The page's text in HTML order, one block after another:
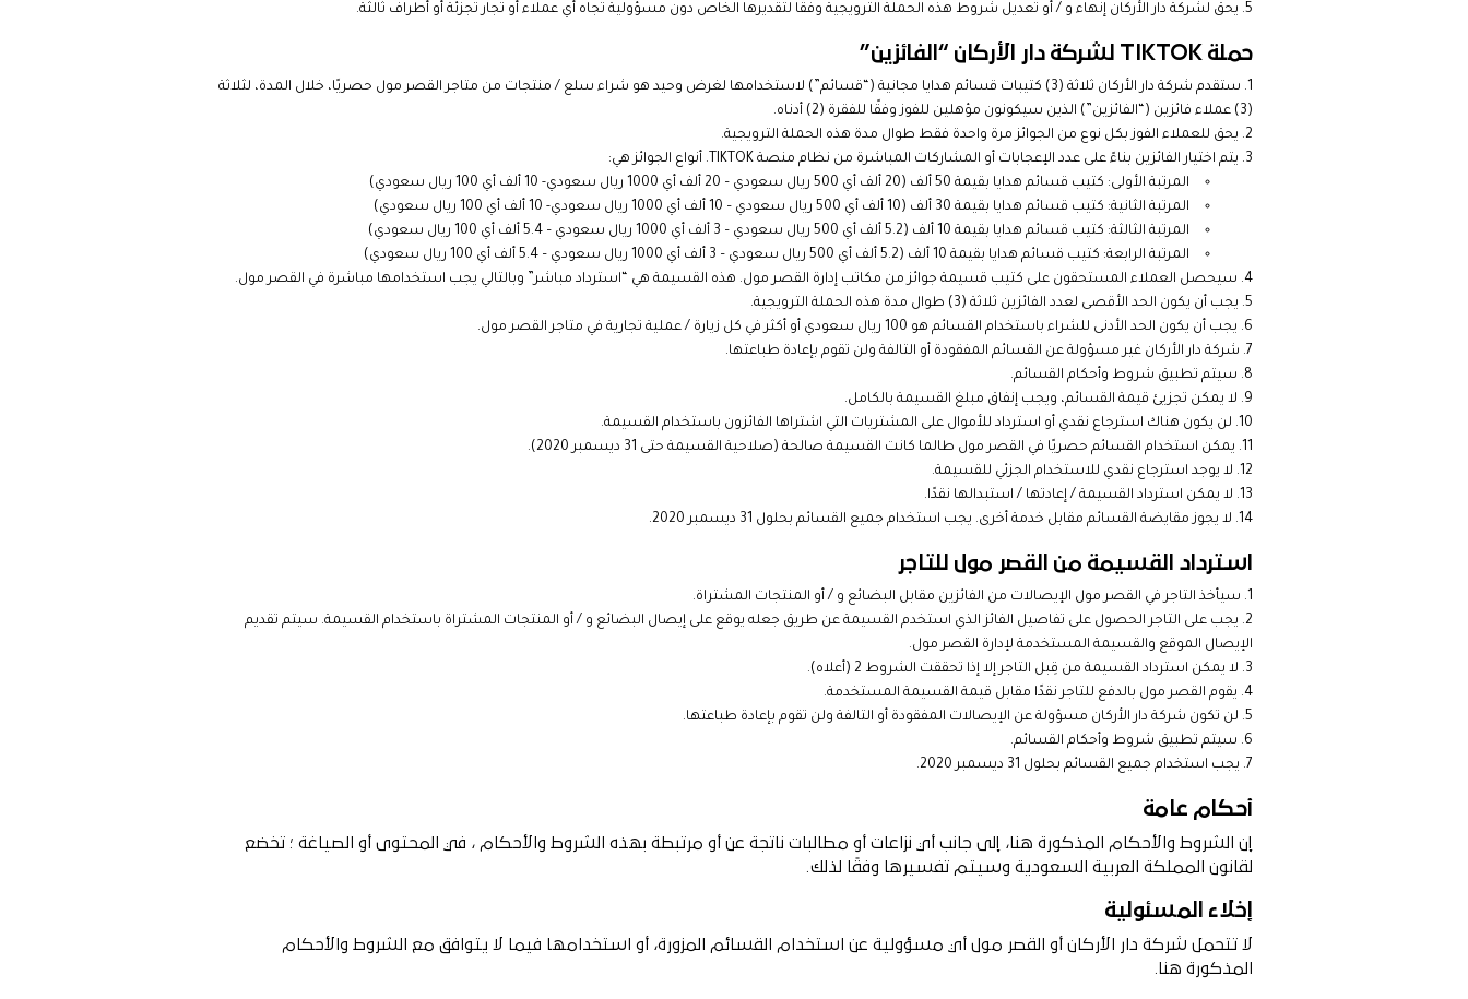
يحق لشركة دار الأركان إنهاء و / أو تعديل شروط هذه الحملة الترويجية وفقًا لتقديرها الخاص دون مسؤولية تجاه أي عملاء أو تجار تجزئة أو أطراف ثالثة.
حملة TIKTOK لشركة دار الأركان “الفائزين”
ستقدم شركة دار الأركان ثلاثة (3) كتيبات قسائم هدايا مجانية (“قسائم”) لاستخدامها لغرض وحيد هو شراء سلع / منتجات من متاجر القصر مول حصريًا، خلال المدة، لثلاثة
(3) عملاء فائزين (“الفائزين”) الذين سيكونون مؤهلين للفوز وفقًا للفقرة (2) أدناه.
يحق للعملاء الفوز بكل نوع من الجوائز مرة واحدة فقط طوال مدة هذه الحملة الترويجية.
يتم اختيار الفائزين بناءً على عدد الإعجابات أو المشاركات المباشرة من نظام منصة TIKTOK. أنواع الجوائز هي:
المرتبة الأولى: كتيب قسائم هدايا بقيمة 50 ألف (20 ألف أي 500 ريال سعودي – 20 ألف أي 1000 ريال سعودي- 10 ألف أي 100 ريال سعودي)
المرتبة الثانية: كتيب قسائم هدايا بقيمة 30 ألف (10 ألف أي 500 ريال سعودي – 10 ألف أي 1000 ريال سعودي- 10 ألف أي 100 ريال سعودي)
المرتبة الثالثة: كتيب قسائم هدايا بقيمة 10 ألف (5.2 ألف أي 500 ريال سعودي – 3 ألف أي 1000 ريال سعودي – 5.4 ألف أي 100 ريال سعودي)
المرتبة الرابعة: كتيب قسائم هدايا بقيمة 10 ألف (5.2 ألف أي 500 ريال سعودي – 3 ألف أي 1000 ريال سعودي – 5.4 ألف أي 100 ريال سعودي)
سيحصل العملاء المستحقون على كتيب قسيمة جوائز من مكاتب إدارة القصر مول. هذه القسيمة هي “استرداد مباشر” وبالتالي يجب استخدامها مباشرة في القصر مول.
يجب أن يكون الحد الأقصى لعدد الفائزين ثلاثة (3) طوال مدة هذه الحملة الترويجية.
يجب أن يكون الحد الأدنى للشراء باستخدام القسائم هو 100 ريال سعودي أو أكثر في كل زيارة / عملية تجارية في متاجر القصر مول.
شركة دار الأركان غير مسؤولة عن القسائم المفقودة أو التالفة ولن تقوم بإعادة طباعتها.
سيتم تطبيق شروط وأحكام القسائم.
لا يمكن تجزيئ قيمة القسائم، ويجب إنفاق مبلغ القسيمة بالكامل.
لن يكون هناك استرجاع نقدي أو استرداد للأموال على المشتريات التي اشتراها الفائزون باستخدام القسيمة.
يمكن استخدام القسائم حصريًا في القصر مول طالما كانت القسيمة صالحة (صلاحية القسيمة حتى 31 ديسمبر 2020).
لا يوجد استرجاع نقدي للاستخدام الجزئي للقسيمة.
لا يمكن استرداد القسيمة / إعادتها / استبدالها نقدًا.
لا يجوز مقايضة القسائم مقابل خدمة أخرى. يجب استخدام جميع القسائم بحلول 31 ديسمبر 2020.
استرداد القسيمة من القصر مول للتاجر
سيأخذ التاجر في القصر مول الإيصالات من الفائزين مقابل البضائع و / أو المنتجات المشتراة.
يجب على التاجر الحصول على تفاصيل الفائز الذي استخدم القسيمة عن طريق جعله يوقع على إيصال البضائع و / أو المنتجات المشتراة باستخدام القسيمة. سيتم تقديم
الإيصال الموقع والقسيمة المستخدمة لإدارة القصر مول.
لا يمكن استرداد القسيمة من قِبل التاجر إلا إذا تحققت الشروط 2 (أعلاه).
يقوم القصر مول بالدفع للتاجر نقدًا مقابل قيمة القسيمة المستخدمة.
لن تكون شركة دار الأركان مسؤولة عن الإيصالات المفقودة أو التالفة ولن تقوم بإعادة طباعتها.
سيتم تطبيق شروط وأحكام القسائم.
يجب استخدام جميع القسائم بحلول 31 ديسمبر 2020.
أحكام عامة
إن الشروط والأحكام المذكورة هنا، إلى جانب أي نزاعات أو مطالبات ناتجة عن أو مرتبطة بهذه الشروط والأحكام ، في المحتوى أو الصياغة ؛ تخضع
لقانون المملكة العربية السعودية وسيتم تفسيرها وفقًا لذلك.
إخلاء المسئولية
لا تتحمل شركة دار الأركان أو القصر مول أي مسؤولية عن استخدام القسائم المزورة، أو استخدامها فيما لا يتوافق مع الشروط والأحكام
المذكورة هنا.